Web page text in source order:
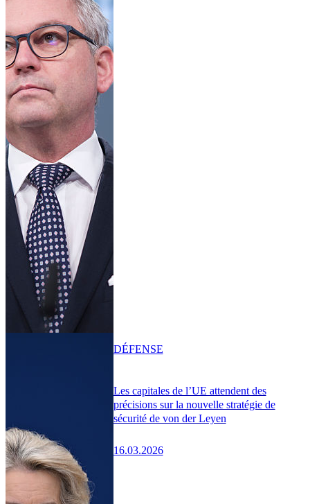
Les capitales de l’UE attendent des
précisions sur la nouvelle stratégie de
sécurité de von der Leyen
16.03.2026
DÉFENSE